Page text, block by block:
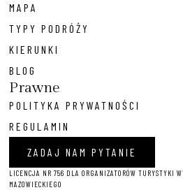
MAPA
TYPY PODRÓŻY
KIERUNKI
BLOG
Prawne
POLITYKA PRYWATNOŚCI
REGULAMIN
ZADAJ NAM PYTANIE
LICENCJA NR 756 DLA ORGANIZATORÓW TURYSTYKI
MAZOWIECKIEGO